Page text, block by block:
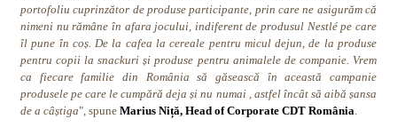
portofoliu cuprinzător de produse participante, prin care ne asigurăm că
nimeni nu rămâne în afara jocului, indiferent de produsul Nestlé pe care
îl pune în coș. De la cafea la cereale pentru micul dejun, de la produse
pentru copii la snackuri și produse pentru animalele de companie. Vrem
ca fiecare familie din România să găsească în această campanie
produsele pe care le cumpără deja și nu numai , astfel încât să aibă șansa
de a câștiga", spuneMarius Niță, Head of Corporate CDT România